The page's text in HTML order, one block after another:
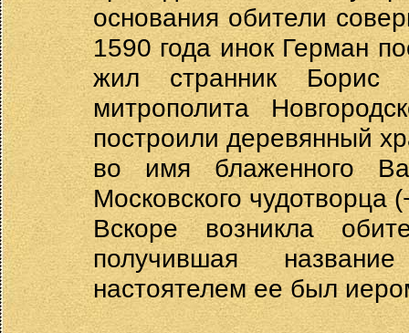
основания обители
1590 года инок Герман
жил странник Борис
митрополита
построили деревянный
во имя блаженного
Московского чудотворца
Вскоре возникла
получившая
настоятелем ее был